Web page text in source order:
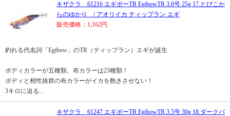
キザクラ 61216 エギボーTR EgibowTR 3.0号 25g 17.とびこか
らのゆかり / アオリイカ ティップラン エギ
販売価格：1,162円
釣れる代名詞「Egibow」のTR（ティップラン）エギが誕生
ボディカラーが五種類、布カラーは23種類！
ボディと相性抜群の布カラーがイカを飽きさせない！
3キロに迫る...
キザクラ 61247 エギボーTR EgibowTR 3.5号 30g 18.ダークバ